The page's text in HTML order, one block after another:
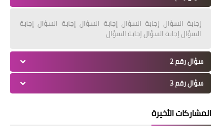
إجابة السؤال إجابة السؤال إجابة السؤال إجابة السؤال إجابة
السؤال إجابة السؤال إجابة السؤال
سؤال رقم 2
سؤال رقم 3
المشاركات الأخيرة